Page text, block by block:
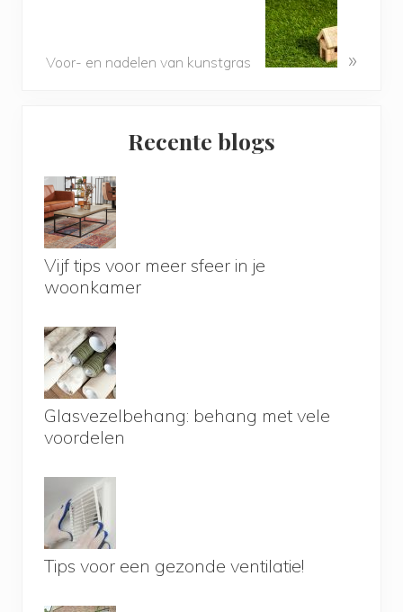
Voor- en nadelen van kunstgras »
Recente blogs
Vijf tips voor meer sfeer in je
woonkamer
Glasvezelbehang: behang met vele
voordelen
Tips voor een gezonde ventilatie!